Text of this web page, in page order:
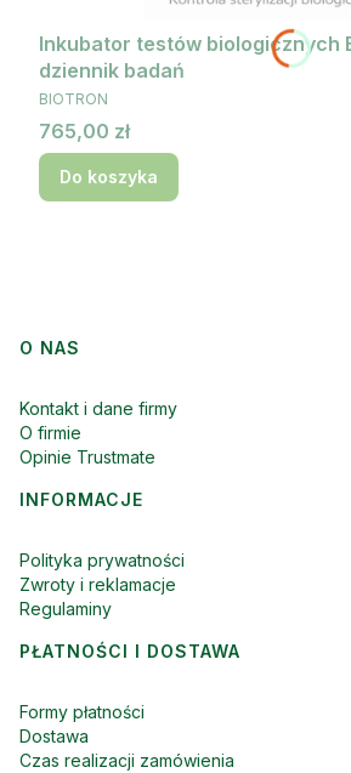
Inkubator testów biologicznych
dziennik badań
PRODUCENT
BIOTRON
Cena
765,00 zł
Do koszyka
Linki w stopce
O NAS
Kontakt i dane firmy
O firmie
Opinie Trustmate
INFORMACJE
Polityka prywatności
Zwroty i reklamacje
Regulaminy
PŁATNOŚCI I DOSTAWA
Formy płatności
Dostawa
Czas realizacji zamówienia